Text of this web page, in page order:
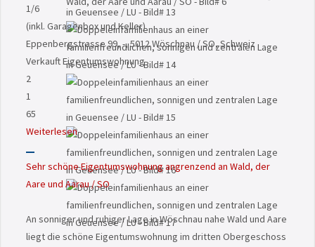
1/6
(inkl. Garagenbox und Keller)
Eppenbergstrasse 99, -, 5012 Wöschnau / SO, Schweiz
VerkauftEigentumswohnung
2
1
65
Weiterlesen
Sehr schöne Eigentumswohnung angrenzend an Wald, der
Aare und Aarau / SO
An sonniger und ruhiger Lage in Wöschnau nahe Wald und Aare
liegt die schöne Eigentumswohnung im dritten Obergeschoss